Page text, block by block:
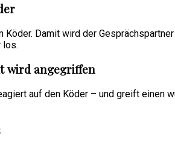
Köder. Damit wird der
los.
wird angegriffen
auf den Köder – und greift einen